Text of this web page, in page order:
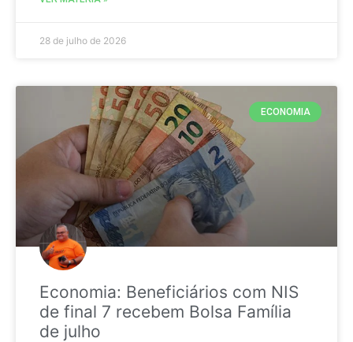
28 de julho de 2026
ECONOMIA
Economia: Beneficiários com NIS
de final 7 recebem Bolsa Família
de julho